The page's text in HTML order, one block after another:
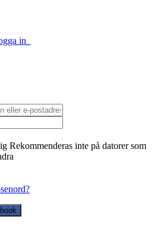
in
Rekommenderas inte på datorer som